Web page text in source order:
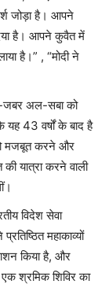
जोड़ा है। आपने
है। आपने कुवैत में
है।” , “मोदी ने
अल-सबा को
43 वर्षों के बाद है
को मजबूत करने और
यात्रा करने वाली
विदेश सेवा
महाकाव्यों
किया है, और
श्रमिक शिविर का